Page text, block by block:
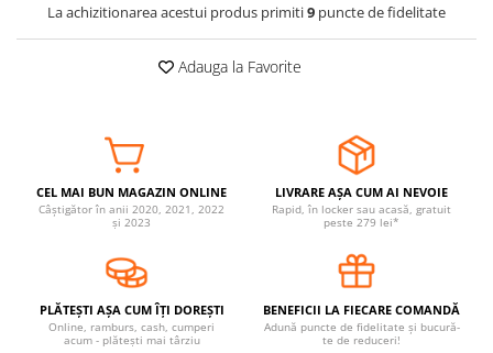
Igiena si ingrijire bebelusi
Diversificare bebelusi
Baia bebelusului
Maternitate
Jucarii copii si jocuri educative
Jucarii dentitie
Jocuri educative
Jucarii bebelusi
La achizitionarea acestui produs primiti9 puncte de fidelitate
Adauga la Favorite
CEL MAI BUN MAGAZIN ONLINE
Câștigător în anii 2020, 2021, 2022
și 2023
LIVRARE AȘA CUM AI NEVOIE
Rapid, în locker sau acasă, gratuit
peste 279 lei*
PLĂTEȘTI AȘA CUM ÎȚI DOREȘTI
Online, ramburs, cash, cumperi
acum - plătești mai târziu
BENEFICII LA FIECARE COMANDĂ
Adună puncte de fidelitate și bucură-
te de reduceri!